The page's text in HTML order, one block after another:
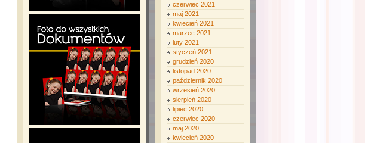
czerwiec 2021
maj 2021
kwiecień 2021
marzec 2021
luty 2021
styczeń 2021
grudzień 2020
listopad 2020
październik 2020
wrzesień 2020
sierpień 2020
lipiec 2020
czerwiec 2020
maj 2020
kwiecień 2020